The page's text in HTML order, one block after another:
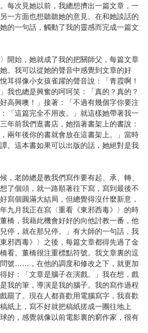
每次見她以前，我總想擠出一篇文章，一
一方面也想聽聽她的意見。在和她談話的
的一句話，觸動了我的靈感而完成一篇文
開始，她就成了我的把關師父，每篇文章
。我可以從她的聲音中感覺到文章的好
耳得像小女孩雀躍的聲音說：「青霞啊！
我也總是興奮的呵呵笑：「真的？真的？
高興噢！」接著：「不過有幾個字你要注
「這篇完全不用改。」就這樣她帶著我一
年前我們逛書店，她指著書架上的書說：
，兩年後你的書就會放在這書架上。」當時
。這本書如果可以出版的話，她絕對是我
，老師總是教我們寫作要有起、承、轉、
了個頭，就一路順著往下寫，寫到最後不
寫個圓滿大結局，但總覺得沒什麼新意，
九月我正在寫〈重看《東邪西毒》〉的時
橋，我藉此機會好好的向他討教一番，他
停，就在那兒停。」有大師的一句話，我
邪西毒》〉之後，每篇文章都得先過了金
看。董橋很注重標點符號。我文章裏的逗
號……，在他的調度和修改之下，就更加
好：「文章是腦子在演戲。」我在想，戲
我的筆，導演是我的腦子。我的寫作過程
罷了。現在人都喜歡用電腦寫字，我喜歡
紙上，寫不好就把稿紙搓成一團往地上
的，感覺就像以前電影裏的窮作家，很有